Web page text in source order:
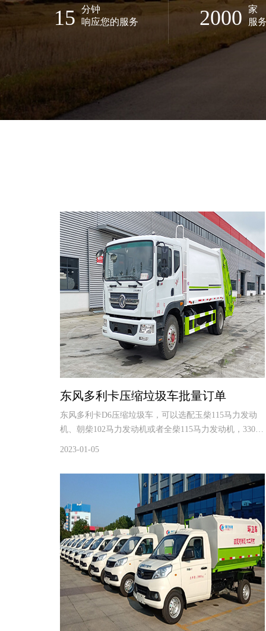
15
分钟
响应您的服务
2000
家
服
东风多利卡压缩垃圾车批量订单
东风多利卡D6压缩垃圾车，可以选配玉柴115马力发动
机、朝柴102马力发动机或者全柴115马力发动机，3308
2023-01-05